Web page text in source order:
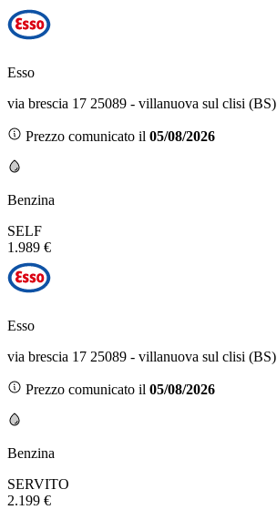
Esso
via brescia 17 25089 - villanuova sul clisi (BS)
Prezzo comunicato il 05/08/2026
Benzina
SELF
1.989 €
Esso
via brescia 17 25089 - villanuova sul clisi (BS)
Prezzo comunicato il 05/08/2026
Benzina
SERVITO
2.199 €